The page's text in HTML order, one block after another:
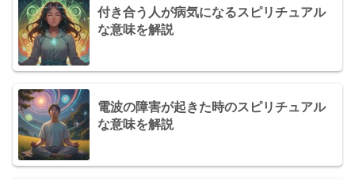
付き合う人が病気になるスピリチュアル
な意味を解説
電波の障害が起きた時のスピリチュアル
な意味を解説